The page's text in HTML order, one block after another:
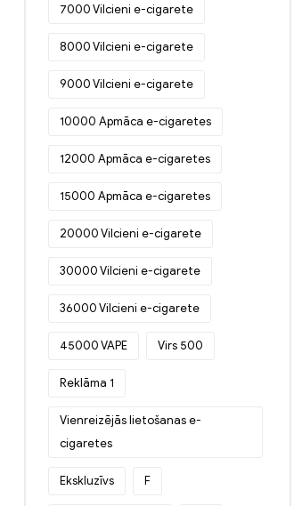
7000 Vilcieni e-cigarete
8000 Vilcieni e-cigarete
9000 Vilcieni e-cigarete
10000 Apmāca e-cigaretes
12000 Apmāca e-cigaretes
15000 Apmāca e-cigaretes
20000 Vilcieni e-cigarete
30000 Vilcieni e-cigarete
36000 Vilcieni e-cigarete
45000 VAPE Virs 500
Reklāma 1
Vienreizējās lietošanas e-
cigaretes
Ekskluzīvs F